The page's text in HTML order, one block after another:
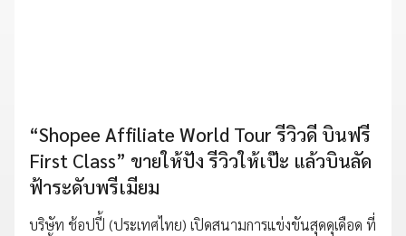
“Shopee Affiliate World Tour รีวิวดี บินฟรี
First Class” ขายให้ปัง รีวิวให้เป๊ะ แล้วบินลัด
ฟ้าระดับพรีเมียม
บริษัท ช้อปปี้ (ประเทศไทย) เปิดสนามการแข่งขันสุดดุเดือด ที่